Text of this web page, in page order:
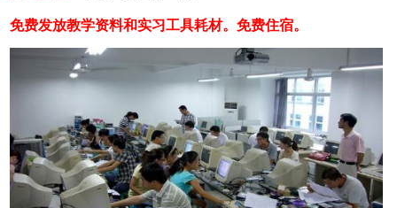
免费发放教学资料和实习工具耗材。免费住宿。